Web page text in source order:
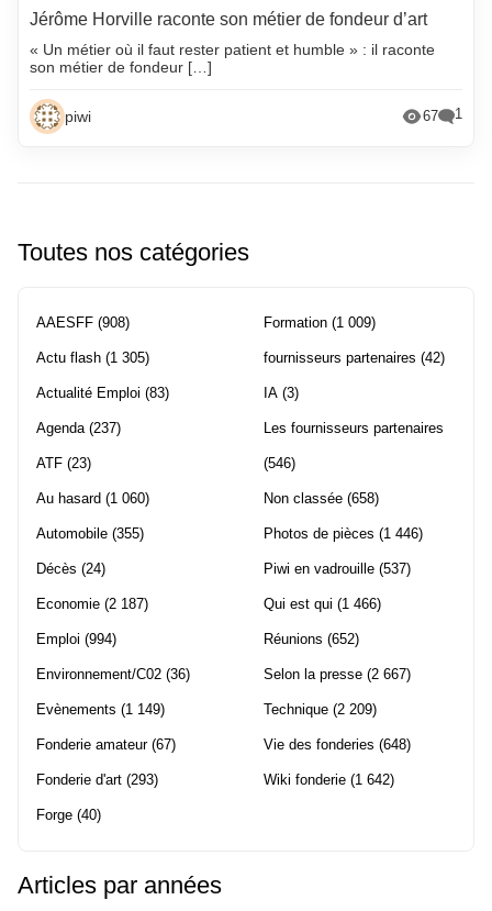
Jérôme Horville raconte son métier de fondeur d’art
« Un métier où il faut rester patient et humble » : il raconte
son métier de fondeur […]
piwi 67 1
Toutes nos catégories
AAESFF (908)
Actu flash (1 305)
Actualité Emploi (83)
Agenda (237)
ATF (23)
Au hasard (1 060)
Automobile (355)
Décès (24)
Economie (2 187)
Emploi (994)
Environnement/C02 (36)
Evènements (1 149)
Fonderie amateur(67)
Fonderie d'art (293)
Forge (40)
Formation (1 009)
fournisseurs partenaires (42)
IA (3)
Les fournisseurs partenaires
(546)
Non classée (658)
Photos de pièces (1 446)
Piwi en vadrouille (537)
Qui est qui (1 466)
Réunions (652)
Selon la presse (2 667)
Technique (2 209)
Vie des fonderies (648)
Wiki fonderie (1 642)
Articles par années